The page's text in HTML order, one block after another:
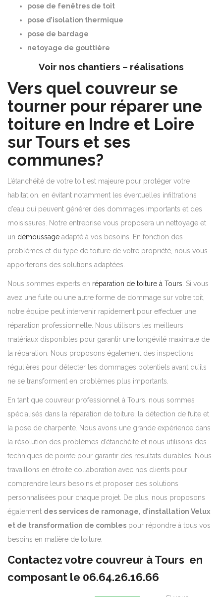
pose de fenêtres de toit
pose d’isolation thermique
pose de bardage
netoyage de gouttière
Voir nos chantiers – réalisations
Vers quel couvreur se
tourner pour réparer une
toiture en Indre et Loire
sur Tours et ses
communes?
L’étanchéité de votre toit est majeure pour protéger votre
habitation, en évitant notamment les éventuelles infiltrations
d’eau qui peuvent générer des dommages importants et des
moisissures. Notre entreprise vous proposera un nettoyage et
un démoussage adapté à vos besoins. En fonction des
problèmes et du type de toiture de votre propriété, nous vous
apporterons des solutions adaptées.
Nous sommes experts en réparation de toiture à Tours . Si vous
avez une fuite ou une autre forme de dommage sur votre toit,
notre équipe peut intervenir rapidement pour effectuer une
réparation professionnelle. Nous utilisons les meilleurs
matériaux disponibles pour garantir une longévité maximale de
la réparation. Nous proposons également des inspections
régulières pour détecter les dommages potentiels avant qu’ils
ne se transforment en problèmes plus importants.
En tant que couvreur professionnel à Tours, nous sommes
spécialisés dans la réparation de toiture, la détection de fuite et
la pose de charpente. Nous avons une grande expérience dans
la résolution des problèmes d’étanchéité et nous utilisons des
techniques de pointe pour garantir des résultats durables. Nous
travaillons en étroite collaboration avec nos clients pour
comprendre leurs besoins et proposer des solutions
personnalisées pour chaque projet. De plus, nous proposons
également des services de ramonage, d’installation Velux
et de transformation de combles pour répondre à tous vos
besoins en matière de toiture.
Contactez votre couvreur à Tours en
composant le 06.64.26.16.66